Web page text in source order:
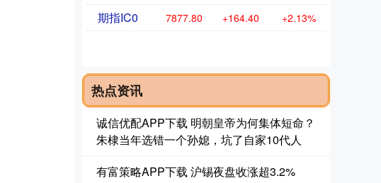
期指IC0 7877.80 +164.40 +2.13%
热点资讯
诚信优配APP下载 明朝皇帝为何集体短命？
朱棣当年选错一个孙媳，坑了自家10代人
有富策略APP下载 沪锡夜盘收涨超3.2%